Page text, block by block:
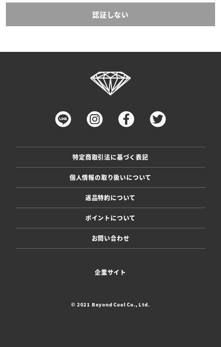
認証しない
特定商取引法に基づく表記
個人情報の取り扱いについて
返品特約について
ポイントについて
お問い合わせ
企業サイト
© 2021 Beyond Cool Co., Ltd.